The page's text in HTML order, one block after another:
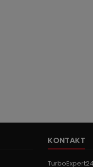
KONTAKT